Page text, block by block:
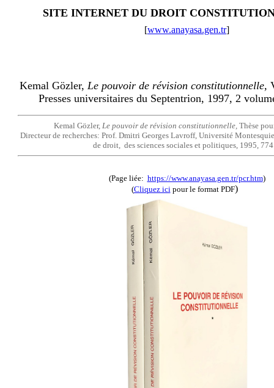
SITE INTERNET DU DROIT
[www.anayasa.gen.tr]
Kemal Gözler, Le pouvoir de révision constitutionnelle,
Presses universitaires du Septentrion, 1997, 2
Kemal Gözler,Le pouvoir de révision constitutionnelle, Thèse
Directeur de recherches: Prof. Dmitri Georges Lavroff, Université
de droit, des sciences sociales et politiques, 1995,
(Page liée: https://www.anayasa.gen.tr/pcr.htm)
(Cliquez icipour le format PDF)